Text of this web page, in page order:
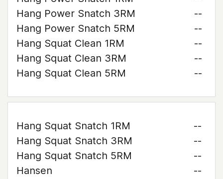
Hang Power Snatch 3RM
--
Hang Power Snatch 5RM
--
Hang Squat Clean 1RM
--
Hang Squat Clean 3RM
--
Hang Squat Clean 5RM
--
Hang Squat Snatch 1RM
--
Hang Squat Snatch 3RM
--
Hang Squat Snatch 5RM
--
Hansen
--